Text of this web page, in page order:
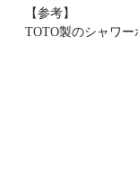
【参考】
TOTO製のシャワー